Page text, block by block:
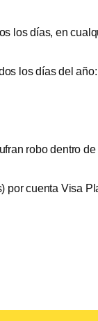
los días, en
los días del año:
robo dentro
por cuenta Visa